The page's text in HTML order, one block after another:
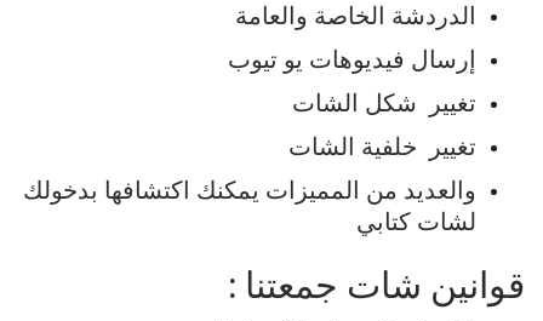
الدردشة الخاصة والعامة
إرسال فيديوهات يو تيوب
تغيير
شكل الشات
تغيير
خلفية الشات
والعديد من المميزات يمكنك اكتشافها بدخولك
لشات كتابي
قوانين شات جمعتنا :